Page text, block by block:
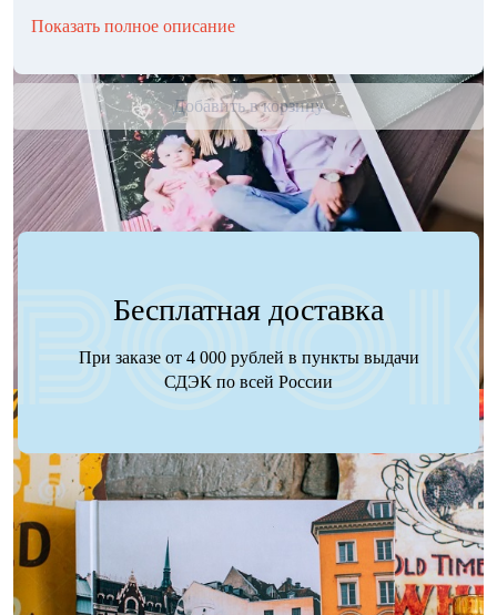
Показать полное описание
Добавить в корзину
Бесплатная доставка
При заказе от 4 000 рублей в пункты выдачи
СДЭК по всей России
Наше портфолио